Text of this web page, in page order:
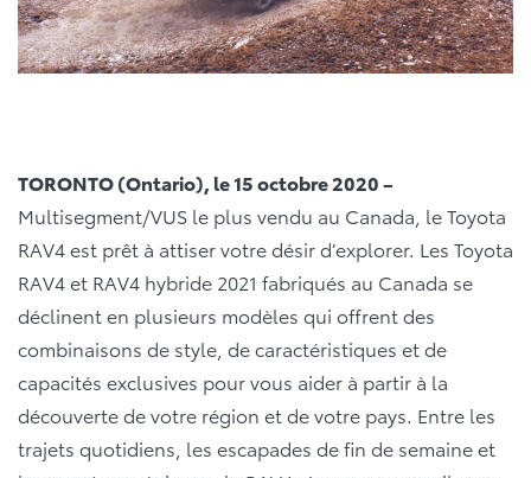
TORONTO (Ontario), le 15 octobre 2020 –
Multisegment/VUS le plus vendu au Canada, le Toyota
RAV4 est prêt à attiser votre désir d’explorer. Les Toyota
RAV4 et RAV4 hybride 2021 fabriqués au Canada se
déclinent en plusieurs modèles qui offrent des
combinaisons de style, de caractéristiques et de
capacités exclusives pour vous aider à partir à la
découverte de votre région et de votre pays. Entre les
trajets quotidiens, les escapades de fin de semaine et